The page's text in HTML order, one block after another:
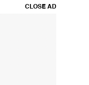
CLOSE AD